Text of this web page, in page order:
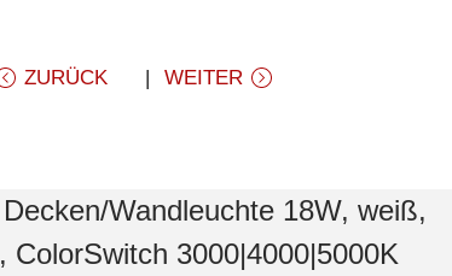
ZURÜCK WEITER
Wandleuchte 18W, weiß,
ColorSwitch 3000|4000|5000K